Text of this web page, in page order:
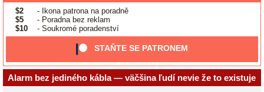
$2
- Ikona patrona na poradně
$5
- Poradna bez reklam
$10
- Soukromé poradenství
STAŇTE SE PATRONEM
Alarm bez jediného kábla — väčšina ľudí nevie že to existuje